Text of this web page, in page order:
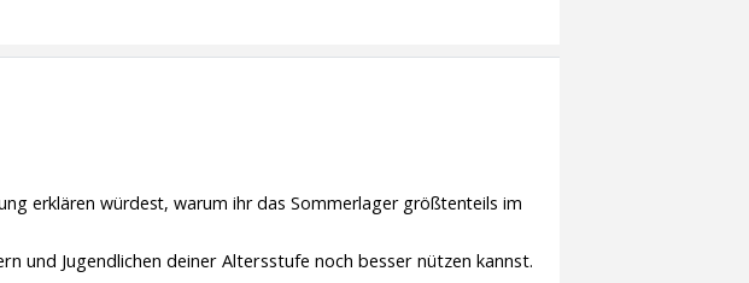
erklären würdest, warum ihr das Sommerlager größtenteils im
und Jugendlichen deiner Altersstufe noch besser nützen kannst.